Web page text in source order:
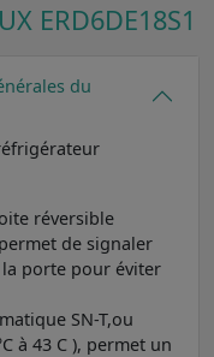
ERD6DE18S1
du
réversible
de signaler
porte pour éviter
SN-T,ou
à 43 C ), permet un